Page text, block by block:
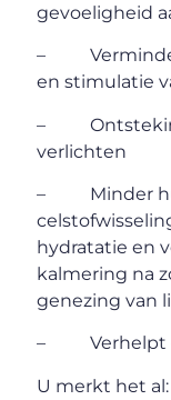
gevoeligheid
–
en stimulatie
–
verlichten
– Minder
hydratatie en
kalmering na
genezing van
– Verhelpt
U merkt het